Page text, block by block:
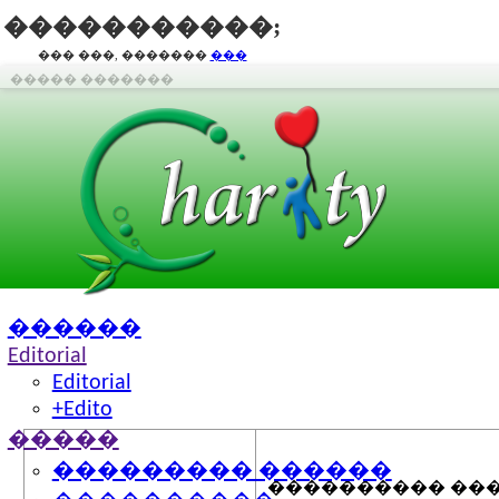
�����������;
��� ���, ������� ���
����� �������
������
Editorial
Editorial
+Edito
�����
��������� ������
����������